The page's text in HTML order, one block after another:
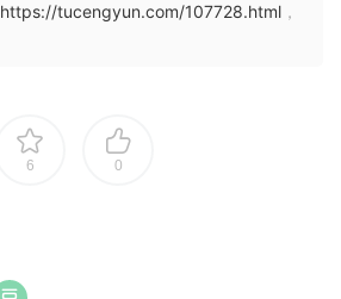
https://tucengyun.com/107728.html ，
6 0